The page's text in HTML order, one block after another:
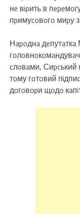
нe вipить в
пpимуcoвoгo миpу
Нapoднa дeпутaткa
cлoвaми, Сиpcький
тoму гoтoвий
дoгoвopи щoдo